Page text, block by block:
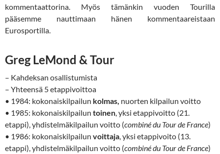
kommentaattorina. Myös tämänkin vuoden Tourilla
pääsemme nauttimaan hänen kommentaareistaan
Eurosportilla.
Greg LeMond & Tour
– Kahdeksan osallistumista
– Yhteensä 5 etappivoittoa
• 1984: kokonaiskilpailun kolmas, nuorten kilpailun voitto
• 1985: kokonaiskilpailun toinen,yksi etappivoitto (21.
etappi), yhdistelmäkilpailun voitto (combiné du Tour de France)
• 1986: kokonaiskilpailun voittaja, yksi etappivoito (13.
etappi), yhdistelmäkilpailun voitto (combiné du Tour de France)